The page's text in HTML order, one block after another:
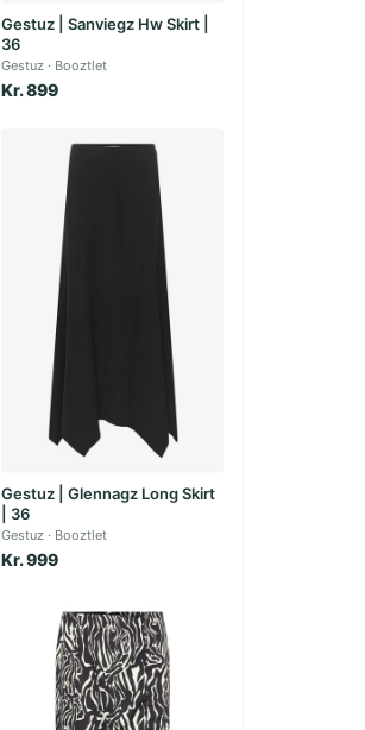
Gestuz | Sanviegz Hw Skirt |
36
Gestuz Booztlet
Kr. 899
Gestuz | Glennagz Long Skirt
| 36
Gestuz Booztlet
Kr. 999